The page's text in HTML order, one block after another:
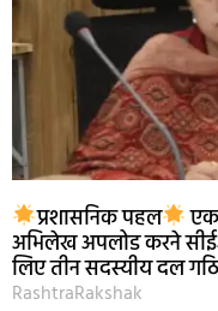
प्रशासनिक पहल एक
अभिलेख अपलोड करने
लिए तीन सदस्यीय दल
RashtraRakshak